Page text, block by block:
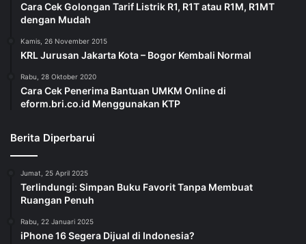
Cara Cek Golongan Tarif Listrik R1, R1T atau R1M, R1MT
dengan Mudah
Kamis, 26 November 2015
KRL Jurusan Jakarta Kota – Bogor Kembali Normal
Rabu, 28 Oktober 2020
Cara Cek Penerima Bantuan UMKM Online di
eform.bri.co.id Menggunakan KTP
Berita Diperbarui
Jumat, 25 April 2025
Terlindungi: Simpan Buku Favorit Tanpa Membuat
Ruangan Penuh
Rabu, 22 Januari 2025
iPhone 16 Segera Dijual di Indonesia?